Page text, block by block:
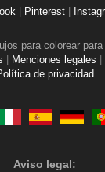
Pinterest
para colorear para
Menciones legales
de privacidad
Aviso legal: